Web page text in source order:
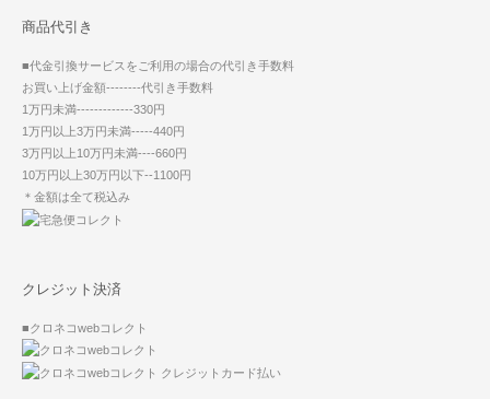
商品代引き
■代金引換サービスをご利用の場合の代引き手数料
お買い上げ金額--------代引き手数料
1万円未満-------------330円
1万円以上3万円未満-----440円
3万円以上10万円未満----660円
10万円以上30万円以下--1100円
＊金額は全て税込み
クレジット決済
■クロネコwebコレクト